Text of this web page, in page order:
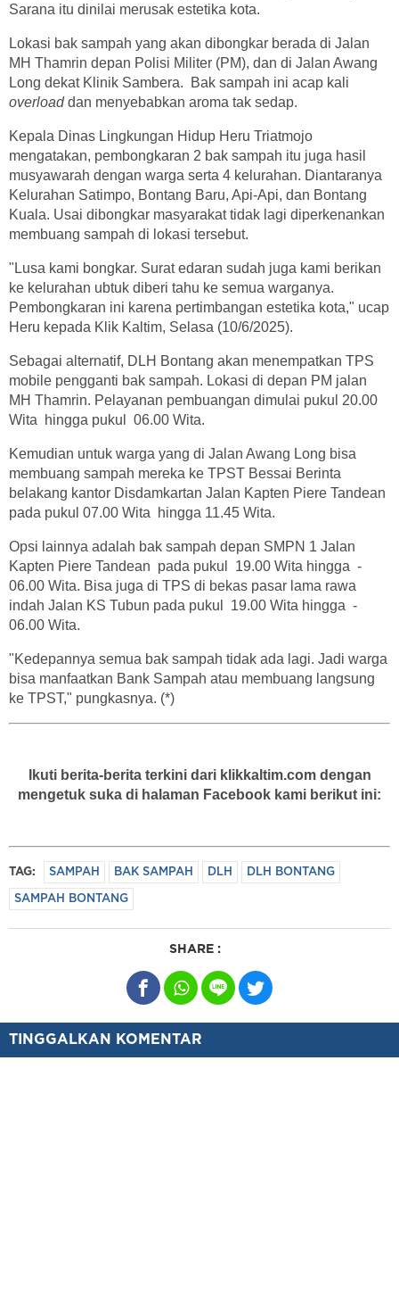
Sarana itu dinilai merusak estetika kota.
Lokasi bak sampah yang akan dibongkar berada di Jalan
MH Thamrin depan Polisi Militer (PM), dan di Jalan Awang
Long dekat Klinik Sambera. Bak sampah ini acap kali
overloaddan menyebabkan aroma tak sedap.
Kepala Dinas Lingkungan Hidup Heru Triatmojo
mengatakan, pembongkaran 2 bak sampah itu juga hasil
musyawarah dengan warga serta 4 kelurahan. Diantaranya
Kelurahan Satimpo, Bontang Baru, Api-Api, dan Bontang
Kuala. Usai dibongkar masyarakat tidak lagi diperkenankan
membuang sampah di lokasi tersebut.
"Lusa kami bongkar. Surat edaran sudah juga kami berikan
ke kelurahan ubtuk diberi tahu ke semua warganya.
Pembongkaran ini karena pertimbangan estetika kota," ucap
Heru kepada Klik Kaltim, Selasa (10/6/2025).
Sebagai alternatif, DLH Bontang akan menempatkan TPS
mobile pengganti bak sampah. Lokasi di depan PM jalan
MH Thamrin. Pelayanan pembuangan dimulai pukul 20.00
Wita hingga pukul 06.00 Wita.
Kemudian untuk warga yang di Jalan Awang Long bisa
membuang sampah mereka ke TPST Bessai Berinta
belakang kantor Disdamkartan Jalan Kapten Piere Tandean
pada pukul 07.00 Wita hingga 11.45 Wita.
Opsi lainnya adalah bak sampah depan SMPN 1 Jalan
Kapten Piere Tandean pada pukul 19.00 Wita hingga -
06.00 Wita. Bisa juga di TPS di bekas pasar lama rawa
indah Jalan KS Tubun pada pukul 19.00 Wita hingga -
06.00 Wita.
"Kedepannya semua bak sampah tidak ada lagi. Jadi warga
bisa manfaatkan Bank Sampah atau membuang langsung
ke TPST," pungkasnya. (*)
Ikuti berita-berita terkini dari klikkaltim.com dengan
mengetuk suka di halaman Facebook kami berikut ini:
TAG: SAMPAH BAK SAMPAH DLH DLH BONTANG
SAMPAH BONTANG
SHARE :
TINGGALKAN KOMENTAR